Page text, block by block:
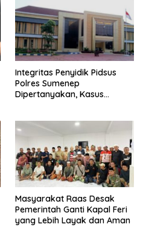
Integritas Penyidik Pidsus
Polres Sumenep
Dipertanyakan, Kasus
Kepastian
Masyarakat Raas Desak
Pemerintah Ganti Kapal Feri
yang Lebih Layak dan Aman